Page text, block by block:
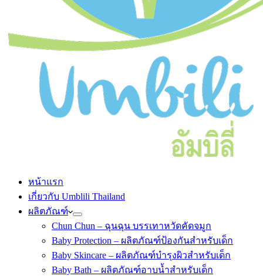
หน้าแรก
เกี่ยวกับ Umblili Thailand
ผลิตภัณฑ์
Chun Chun – ฉุนฉุน บรรเทาหวัดคัดจมูก
Baby Protection – ผลิตภัณฑ์ป้องกันสำหรับเด็ก
Baby Skincare – ผลิตภัณฑ์บำรุงผิวสำหรับเด็ก
Baby Bath – ผลิตภัณฑ์อาบน้ำสำหรับเด็ก